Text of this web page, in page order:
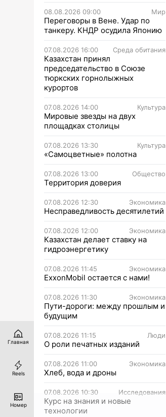
08.08.2026 09:00 Мир
Переговоры в Вене. Удар по
танкеру. КНДР осудила Японию
07.08.2026 16:00 Среда обитания
Казахстан принял
председательство в Союзе
тюркских горнолыжных
курортов
07.08.2026 14:00 Культура
Мировые звезды на двух
площадках столицы
07.08.2026 13:30 Культура
«Самоцветные» полотна
07.08.2026 13:00 Общество
Территория доверия
07.08.2026 12:30 Экономика
Несправедливость десятилетий
07.08.2026 12:00 Экономика
Казахстан делает ставку на
гидроэнергетику
07.08.2026 11:45 Экономика
ExxonMobil остается с нами!
07.08.2026 11:30 Экономика
Пути-дороги: между прошлым и
будущим
07.08.2026 11:15 Люди
О роли печатных изданий
07.08.2026 11:00 Экономика
Хлеб, вода и дроны
07.08.2026 10:30 Исследования
Курс на знания и новые
технологии
Главная
Reels
Номер